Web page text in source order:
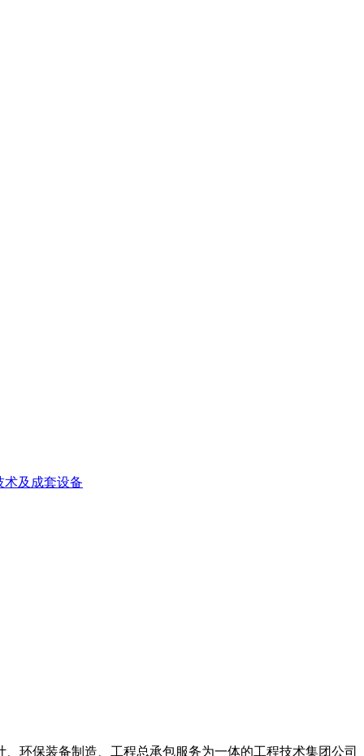
术及成套设备
环保装备制造、工程总承包服务为一体的工程技术集团公司